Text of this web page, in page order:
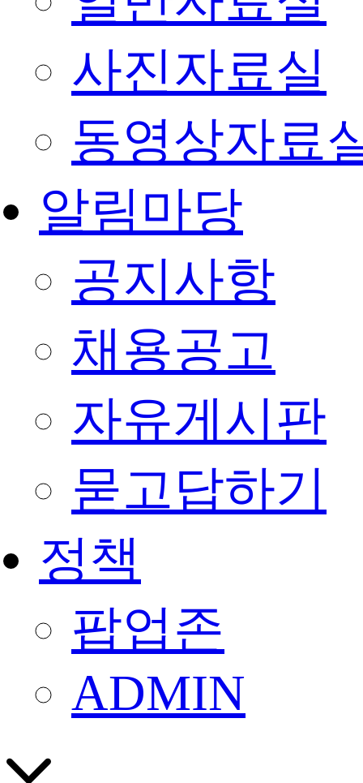
사진자료실
동영상자료
알림마당
공지사항
채용공고
자유게시판
묻고답하기
정책
팝업존
ADMIN